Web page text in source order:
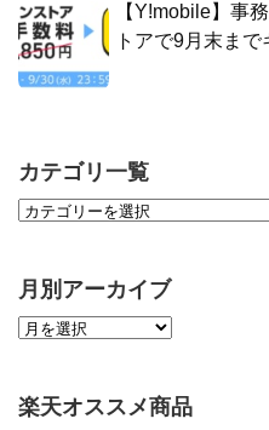
【Y!mobile】事
トアで9月末ま
カテゴリ一覧
月別アーカイブ
楽天オススメ商品